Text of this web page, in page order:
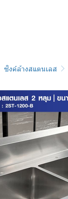
ซิงค์ล้างสแตนเลส